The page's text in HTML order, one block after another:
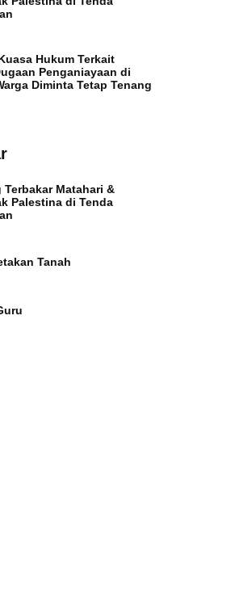
Hukum Terkait
Penganiayaan di
Diminta Tetap Tenang
Terbakar Matahari &
Palestina di Tenda
Tanah